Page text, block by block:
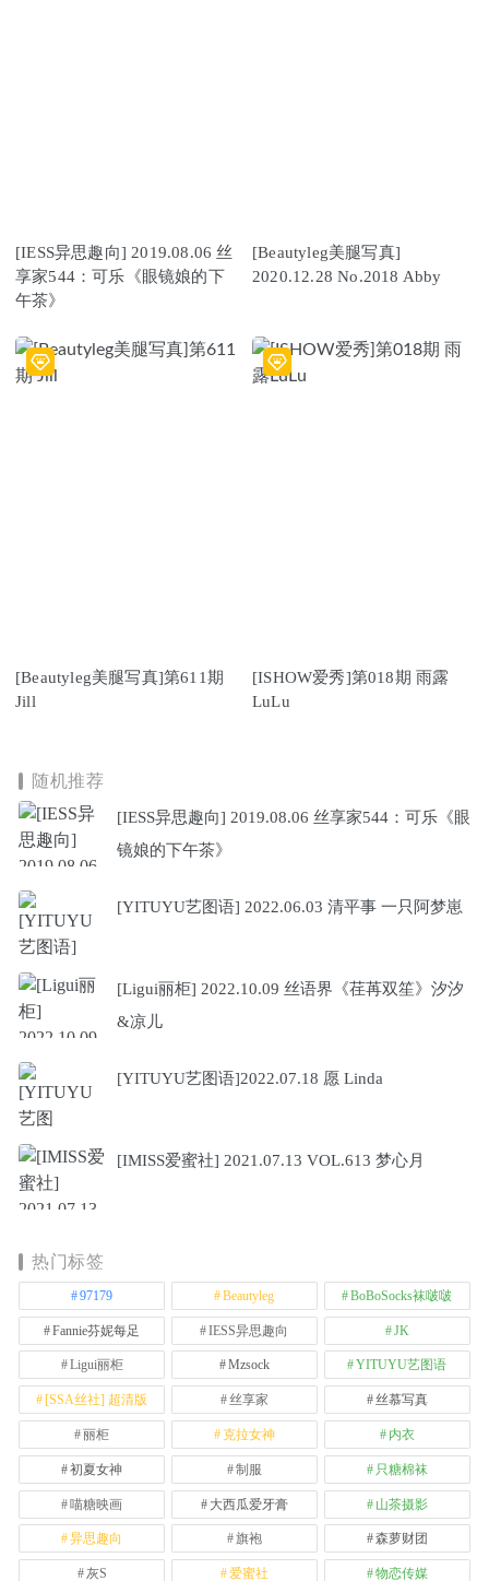
[IESS异思趣向] 2019.08.06 丝
享家544：可乐《眼镜娘的下
午茶》
[Beautyleg美腿写真]
2020.12.28 No.2018 Abby
[Beautyleg美腿写真]第611期
Jill
[ISHOW爱秀]第018期 雨露
LuLu
随机推荐
[IESS异思趣向] 2019.08.06 丝享家544：可乐《眼
镜娘的下午茶》
[YITUYU艺图语] 2022.06.03 清平事 一只阿梦崽
[Ligui丽柜] 2022.10.09 丝语界《荏苒双笙》汐汐
&凉儿
[YITUYU艺图语]2022.07.18 愿 Linda
[IMISS爱蜜社] 2021.07.13 VOL.613 梦心月
热门标签
97179 Beautyleg BoBoSocks袜啵啵
Fannie芬妮每足 IESS异思趣向 JK
Ligui丽柜 Mzsock YITUYU艺图语
[SSA丝社] 超清版 丝享家 丝慕写真
丽柜 克拉女神 内衣
初夏女神 制服 只糖棉袜
喵糖映画 大西瓜爱牙膏 山茶摄影
异思趣向 旗袍 森萝财团
灰S 爱蜜社 物恋传媒